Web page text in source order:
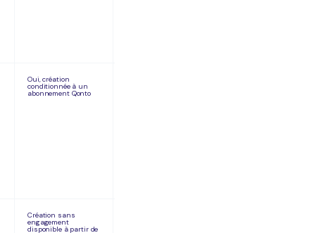
Oui, création
conditionnée à un
abonnement Qonto
Création sans
engagement
disponible à partir de